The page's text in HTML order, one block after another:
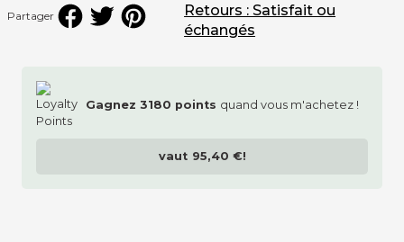
Partager
Gagnez 3180 points quand vous m'achetez !
vaut 95,40 €!
Retours : Satisfait ou
échangés
couleur 1ère équipe
housse de protection en pvc